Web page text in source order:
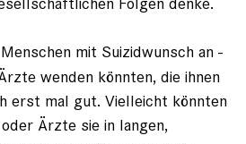
mit Suizidwunsch an
wenden könnten, die ihnen
erst mal gut. Vielleicht könnten
Ärzte sie in langen,